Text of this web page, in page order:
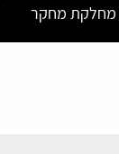
מחלקת מחקר